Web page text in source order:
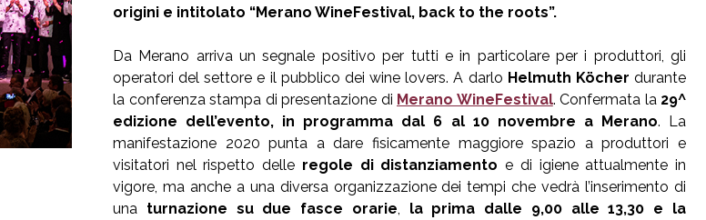
origini e intitolato “Merano WineFestival, back to the roots”.
Da Merano arriva un segnale positivo per tutti e in particolare per i produttori, gli
operatori del settore e il pubblico dei wine lovers. A darlo Helmuth Köcher durante
la conferenza stampa di presentazione di Merano WineFestival. Confermata la 29^
edizione dell’evento, in programma dal 6 al 10 novembre a Merano. La
manifestazione 2020 punta a dare fisicamente maggiore spazio a produttori e
visitatori nel rispetto delle regole di distanziamento e di igiene attualmente in
vigore, ma anche a una diversa organizzazione dei tempi che vedrà l’inserimento di
una turnazione su due fasce orarie, la prima dalle 9,00 alle 13,30 e la